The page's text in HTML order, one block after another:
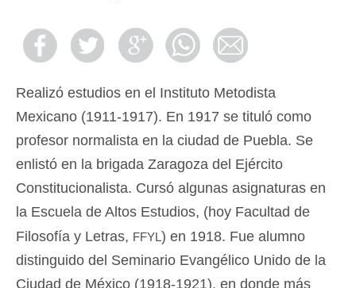
Realizó estudios en el Instituto Metodista
Mexicano (1911-1917). En 1917 se tituló como
profesor normalista en la ciudad de Puebla. Se
enlistó en la brigada Zaragoza del Ejército
Constitucionalista. Cursó algunas asignaturas en
la Escuela de Altos Estudios, (hoy Facultad de
Filosofía y Letras, ffyl) en 1918. Fue alumno
distinguido del Seminario Evangélico Unido de la
Ciudad de México (1918-1921), en donde más